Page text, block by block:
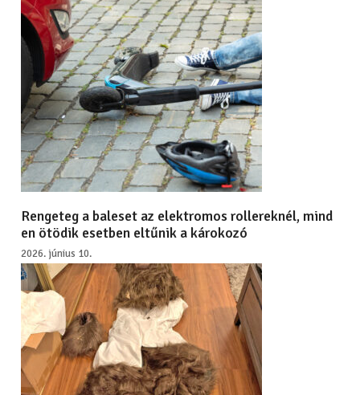
Rengeteg a baleset az elektromos rollereknél, mind
en ötödik esetben eltűnik a károkozó
2026. június 10.